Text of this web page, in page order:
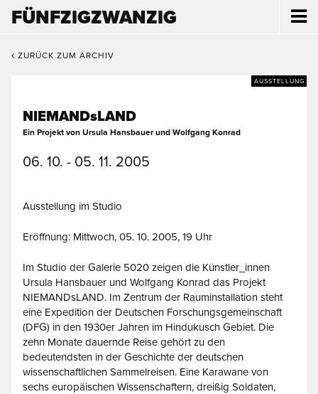
FÜNFZIGZWANZIG
ZURÜCK ZUM ARCHIV
AUSSTELLUNG
NIEMANDsLAND
Ein Projekt von Ursula Hansbauer und Wolfgang Konrad
06. 10. - 05. 11. 2005
Ausstellung im Studio
Eröffnung: Mittwoch, 05. 10. 2005, 19 Uhr
Im Studio der Galerie 5020 zeigen die Künstler_innen
Ursula Hansbauer und Wolfgang Konrad das Projekt
NIEMANDsLAND. Im Zentrum der Rauminstallation steht
eine Expedition der Deutschen Forschungsgemeinschaft
(DFG) in den 1930er Jahren im Hindukusch Gebiet. Die
zehn Monate dauernde Reise gehört zu den
bedeutendsten in der Geschichte der deutschen
wissenschaftlichen Sammelreisen. Eine Karawane von
sechs europäischen Wissenschaftern, dreißig Soldaten,